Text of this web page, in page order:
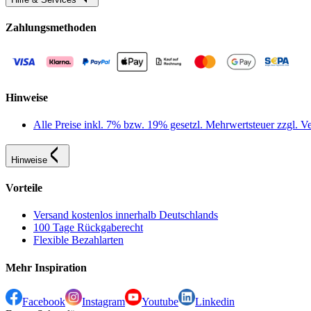
Zahlungsmethoden
Hinweise
Alle Preise inkl. 7% bzw. 19% gesetzl. Mehrwertsteuer zzgl.
Hinweise
Vorteile
Versand kostenlos innerhalb Deutschlands
100 Tage Rückgaberecht
Flexible Bezahlarten
Mehr Inspiration
Facebook Instagram Youtube
Linkedin